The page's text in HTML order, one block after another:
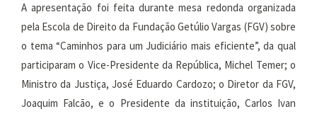
A apresentação foi feita durante mesa redonda organizada
pela Escola de Direito da Fundação Getúlio Vargas (FGV) sobre
o tema “Caminhos para um Judiciário mais eficiente”, da qual
participaram o Vice-Presidente da República, Michel Temer; o
Ministro da Justiça, José Eduardo Cardozo; o Diretor da FGV,
Joaquim Falcão, e o Presidente da instituição, Carlos Ivan